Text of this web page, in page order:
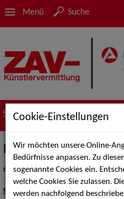
Menü Suche
Suche nach Künstler*innen
Michail Epshteyn
inMeine Merklistelegen
Show:Walk Acts Animation
Cookie-Einstellungen
Wir möchten unsere Online-
Bedürfnisse anpassen. Zu
sogenannte Cookies ein.
welche Cookies Sie zulassen.
werden nachfolgend